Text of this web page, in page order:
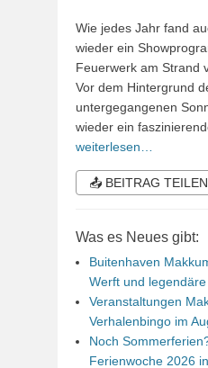
Wie jedes Jahr fand
wieder ein
Feuerwerk am Strand
Vor dem Hintergrund
untergegangenen
wieder ein
weiterlesen…
📤 BEITRAG TEILEN
Was es Neues gibt:
Buitenhaven
Werft und
Veranstaltungen
Verhalenbingo im
Noch
Ferienwoche 2026